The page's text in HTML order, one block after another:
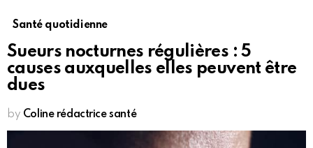
Santé quotidienne
Sueurs nocturnes régulières : 5
causes auxquelles elles peuvent être
dues
by Coline rédactrice santé